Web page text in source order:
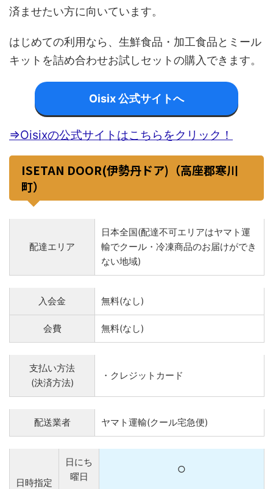
済ませたい方に向いています。
はじめての利用なら、生鮮食品・加工食品とミール
キットを詰め合わせお試しセットの購入できます。
Oisix 公式サイトへ
⇒Oisixの公式サイトはこちらをクリック！
ISETAN DOOR(伊勢丹ドア)（高座郡寒川
町）
配達エリア
日本全国(配達不可エリアはヤマト運
輸でクール・冷凍商品のお届けができ
ない地域)
入会金 無料(なし)
会費 無料(なし)
支払い方法
(決済方法)
・クレジットカード
配送業者 ヤマト運輸(クール宅急便)
日時指定
日にち
曜日
○